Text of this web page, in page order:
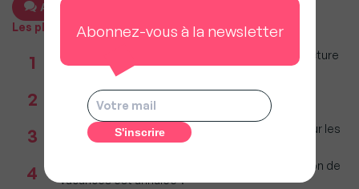
Ajouter un commentaire
Les plus populaires
1
Taxe foncière 2026 : Ces grandes villes où la facture
restera parmi les plus lourdes
2
Réseau immobilier : iad franchit le cap des 600
millions d'euros de chiffre d'affaires
3
Immobilier : Ce que l’AI Act change vraiment pour les
agences depuis le 2 août 2026
4
Incendies : Quels sont vos droits si votre location de
vacances est annulée ?
Abonnez-vous à la newsletter